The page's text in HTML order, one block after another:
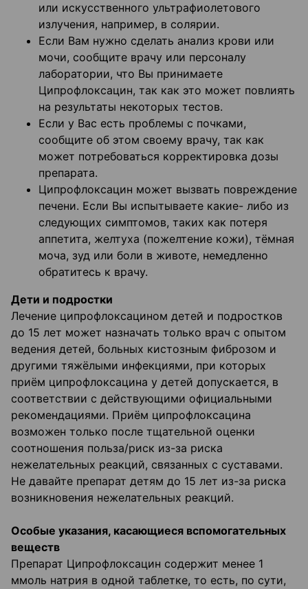
или искусственного ультрафиолетового
излучения, например, в солярии.
Если Вам нужно сделать анализ крови или
мочи, сообщите врачу или персоналу
лаборатории, что Вы принимаете
Ципрофлоксацин, так как это может повлиять
на результаты некоторых тестов.
Если у Вас есть проблемы с почками,
сообщите об этом своему врачу, так как
может потребоваться корректировка дозы
препарата.
Ципрофлоксацин может вызвать повреждение
печени. Если Вы испытываете какие- либо из
следующих симптомов, таких как потеря
аппетита, желтуха (пожелтение кожи), тёмная
моча, зуд или боли в животе, немедленно
обратитесь к врачу.
Дети и подростки
Лечение ципрофлоксацином детей и подростков
до 15 лет может назначать только врач с опытом
ведения детей, больных кистозным фиброзом и
другими тяжёлыми инфекциями, при которых
приём ципрофлоксацина у детей допускается, в
соответствии с действующими официальными
рекомендациями. Приём ципрофлоксацина
возможен только после тщательной оценки
соотношения польза/риск из-за риска
нежелательных реакций, связанных с суставами.
Не давайте препарат детям до 15 лет из-за риска
возникновения нежелательных реакций.
Особые указания, касающиеся вспомогательных
веществ
Препарат Ципрофлоксацин содержит менее 1
ммоль натрия в одной таблетке, то есть, по сути,